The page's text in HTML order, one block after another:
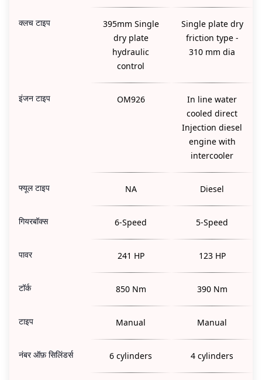
क्लच टाइप
395mm Single
dry plate
hydraulic
control
Single plate dry
friction type -
310 mm dia
इंजन टाइप OM926
In line water
cooled direct
Injection diesel
engine with
intercooler
फ्यूल टाइप NA Diesel
गियरबॉक्स 6-Speed 5-Speed
पावर 241 HP 123 HP
टॉर्क 850 Nm 390 Nm
टाइप Manual Manual
नंबर ऑफ़ सिलिंडर्स 6 cylinders 4 cylinders